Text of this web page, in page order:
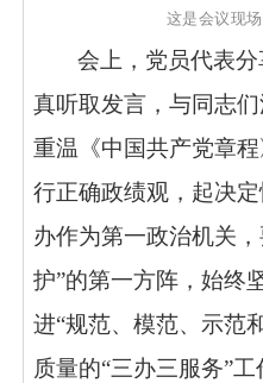
这是会议现
会上，党员代表
真听取发言，与同志
重温《中国共产党章
行正确政绩观，起决
办作为第一政治机关
护”的第一方阵，始终
进“规范、模范、示范
质量的“三办三服务”